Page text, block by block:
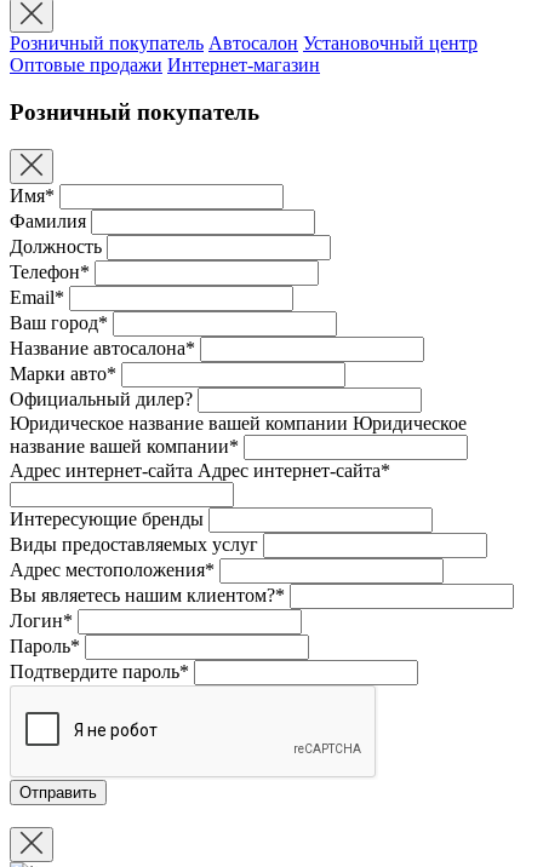
Розничный покупатель Автосалон Установочный центр
Оптовые продажи Интернет-магазин
Розничный покупатель
Имя*
Фамилия
Должность
Телефон*
Email*
Ваш город*
Название автосалона*
Марки авто*
Официальный дилер?
Юридическое название вашей компании Юридическое
название вашей компании*
Адрес интернет-сайта Адрес интернет-сайта*
Интересующие бренды
Виды предоставляемых услуг
Адрес местоположения*
Вы являетесь нашим клиентом?*
Логин*
Пароль*
Подтвердите пароль*